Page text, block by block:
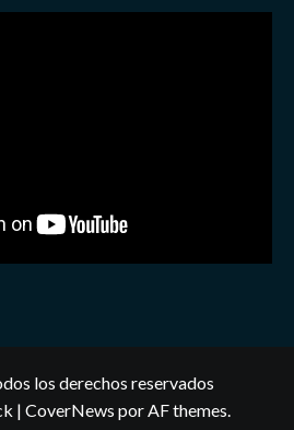
los derechos reservados
| CoverNews por AF themes.